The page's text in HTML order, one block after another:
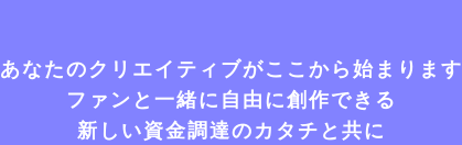
あなたのクリエイティブがここから始まります
ファンと一緒に自由に創作できる
新しい資金調達のカタチと共に